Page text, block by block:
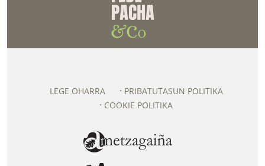
LEGE OHARRA
PRIBATUTASUN POLITIKA
COOKIE POLITIKA